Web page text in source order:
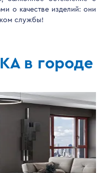
о качестве изделий: они
службы!
в городе